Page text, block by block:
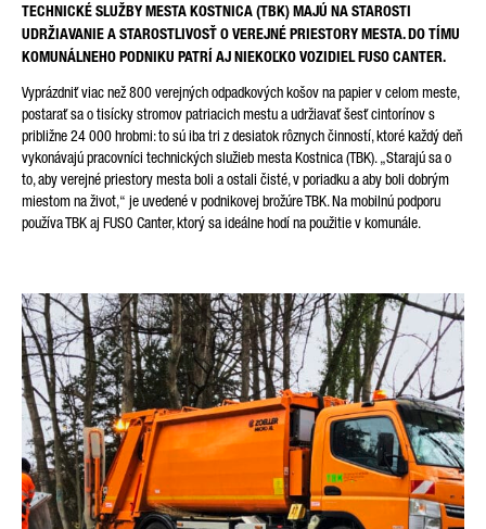
TELEFÓNNE ČÍSLO*
VAŠA SPRÁVA (VOLITEĽNE)
* Pole je povinné
TECHNICKÉ SLUŽBY MESTA KOSTNICA (TBK) MAJÚ NA STAROSTI
UDRŽIAVANIE A STAROSTLIVOSŤ O VEREJNÉ PRIESTORY MESTA. DO TÍMU
KOMUNÁLNEHO PODNIKU PATRÍ AJ NIEKOĽKO VOZIDIEL FUSO CANTER.
Vyprázdniť viac než 800 verejných odpadkových košov na papier v celom meste,
postarať sa o tisícky stromov patriacich mestu a udržiavať šesť cintorínov s
približne 24 000 hrobmi: to sú iba tri z desiatok rôznych činností, ktoré každý deň
vykonávajú pracovníci technických služieb mesta Kostnica (TBK). „Starajú sa o
to, aby verejné priestory mesta boli a ostali čisté, v poriadku a aby boli dobrým
miestom na život,“ je uvedené v podnikovej brožúre TBK. Na mobilnú podporu
používa TBK aj FUSO Canter, ktorý sa ideálne hodí na použitie v komunále.